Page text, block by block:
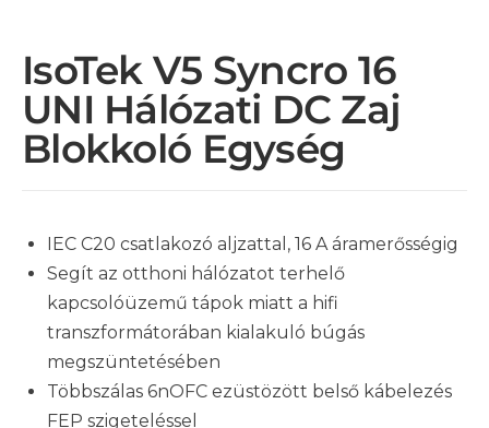
IsoTek V5 Syncro 16
UNI Hálózati DC Zaj
Blokkoló Egység
IEC C20 csatlakozó aljzattal, 16 A áramerősségig
Segít az otthoni hálózatot terhelő
kapcsolóüzemű tápok miatt a hifi
transzformátorában kialakuló búgás
megszüntetésében
Többszálas 6nOFC ezüstözött belső kábelezés
FEP szigeteléssel